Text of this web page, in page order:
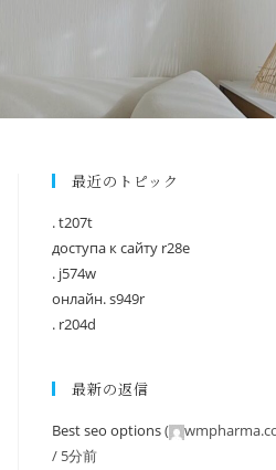
最近のトピック
. t207t
доступа к сайту r28e
. j574w
онлайн. s949r
. r204d
最新の返信
Best seo options(
/ 5分前